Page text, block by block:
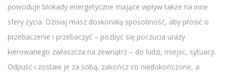
powoduje blokady energetyczne mające wpływ także na inne
sfery życia. Dzisiaj masz doskonałą sposobność, aby prosić o
przebaczenie i przebaczyć – pozbyć się poczucia urazy
kierowanego zwłaszcza na zewnątrz – do ludzi, miejsc, sytuacji.
Odpuść i zostaw je za sobą, zakończ co niedokończone, a